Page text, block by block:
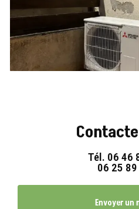
Tél. 06 46
06 25
Envoyer un